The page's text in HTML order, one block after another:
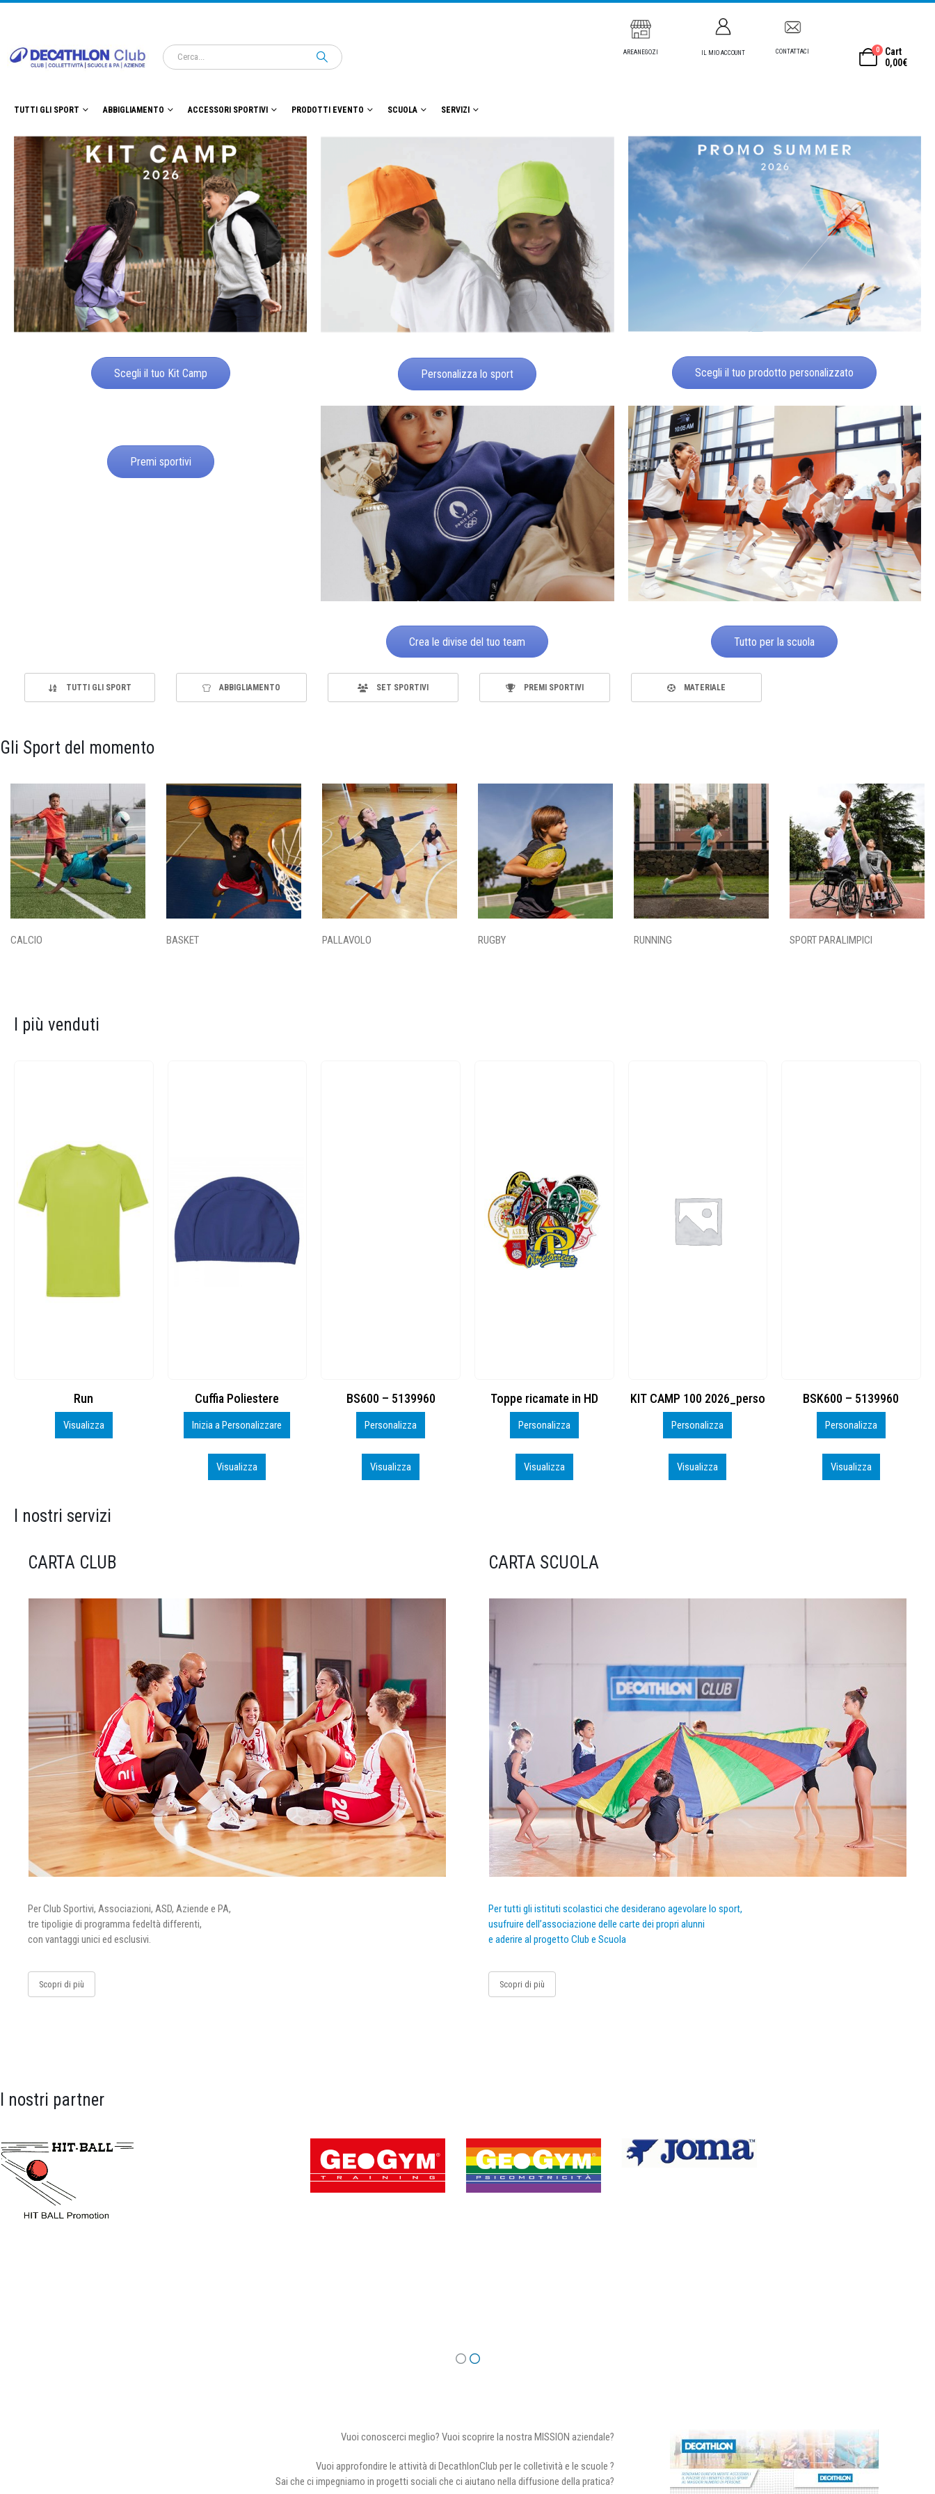
AREANEGOZI IL MIO ACCOUNT CONTATTACI 0
Cart
0,00€
TUTTI GLI SPORT ABBIGLIAMENTO ACCESSORI SPORTIVI PRODOTTI EVENTO SCUOLA SERVIZI
Scegli il tuo Kit Camp Personalizza lo sport Scegli il tuo prodotto personalizzato
Premi sportivi
Crea le divise del tuo team Tutto per la scuola
TUTTI GLI SPORT ABBIGLIAMENTO SET SPORTIVI PREMI SPORTIVI MATERIALE
Gli Sport del momento
CALCIO BASKET PALLAVOLO RUGBY RUNNING SPORT PARALIMPICI
I più venduti
Cuffia Poliestere
Inizia a Personalizzare
BS600 – 5139960
Personalizza
Visualizza
Toppe ricamate in HD
Personalizza
Visualizza
KIT CAMP 100 2026_perso
Personalizza
Visualizza
BSK600 – 5139960
Personalizza
Visualizza
DTF
Personalizza
Visualizza
I nostri servizi
CARTA CLUB
Per Club Sportivi, Associazioni, ASD, Aziende e PA,
tre tipoligie di programma fedeltà differenti,
con vantaggi unici ed esclusivi.
Scopri di più
CARTA SCUOLA
Per tutti gli istituti scolastici che desiderano agevolare lo sport,
usufruire dell’associazione delle carte dei propri alunni
e aderire al progetto Club e Scuola
Scopri di più
I nostri partner
Vuoi conoscerci meglio? Vuoi scoprire la nostra MISSION aziendale?
Vuoi approfondire le attività di DecathlonClub per le colletività e le scuole ?
Sai che ci impegniamo in progetti sociali che ci aiutano nella diffusione della pratica?